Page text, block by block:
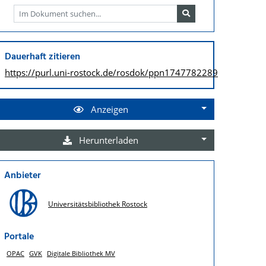
Dauerhaft zitieren
https://purl.uni-rostock.de/rosdok/ppn1747782289
Anzeigen
Herunterladen
Anbieter
Universitätsbibliothek Rostock
Portale
OPAC GVK Digitale Bibliothek MV